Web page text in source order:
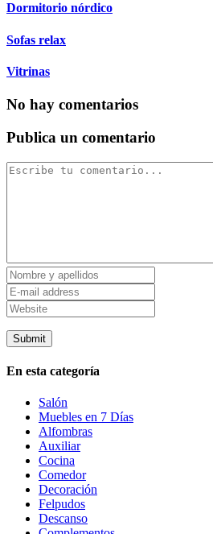
Dormitorio nórdico
Sofas relax
Vitrinas
No hay comentarios
Publica un comentario
En esta categoría
Salón
Muebles en 7 Días
Alfombras
Auxiliar
Cocina
Comedor
Decoración
Felpudos
Descanso